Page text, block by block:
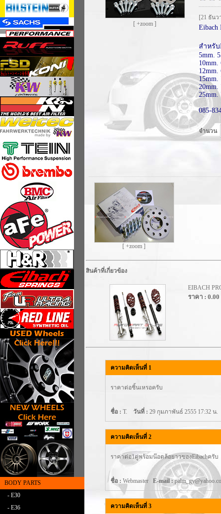
BODY PARTS
- E30
- E36
[ +zoom ]
[21 ธันว
สำหรั
5mm.
10mm.
12mm.
15mm.
20mm.
25mm.
085-
จำนวน
[ +zoom ]
สินค้าที่เกี่ยวข้อง
EIBACH
ราคา :
ความคิดเห็นที่ 1
ราคาต่อชิ้นเหรอครับ
ชื่อ : T. วันที่ : 29 กุมภาพันธ์ 2555 17:32 น.
ความคิดเห็นที่ 2
ราคาต่อ1คู่พร้อมน๊อตล้อยาวของEibachครับ
ชื่อ : Webmaster E-mail :
ความคิดเห็นที่ 3